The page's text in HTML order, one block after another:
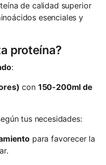
de calidad superior
esenciales y
proteína?
:
con 150-200ml de
tus necesidades:
para favorecer la